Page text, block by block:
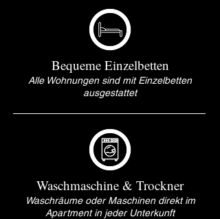
Bequeme Einzelbetten
Alle Wohnungen sind mit Einzelbetten
ausgestattet
Waschmaschine & Trockner
Waschräume oder Maschinen direkt im
Apartment in jeder Unterkunft